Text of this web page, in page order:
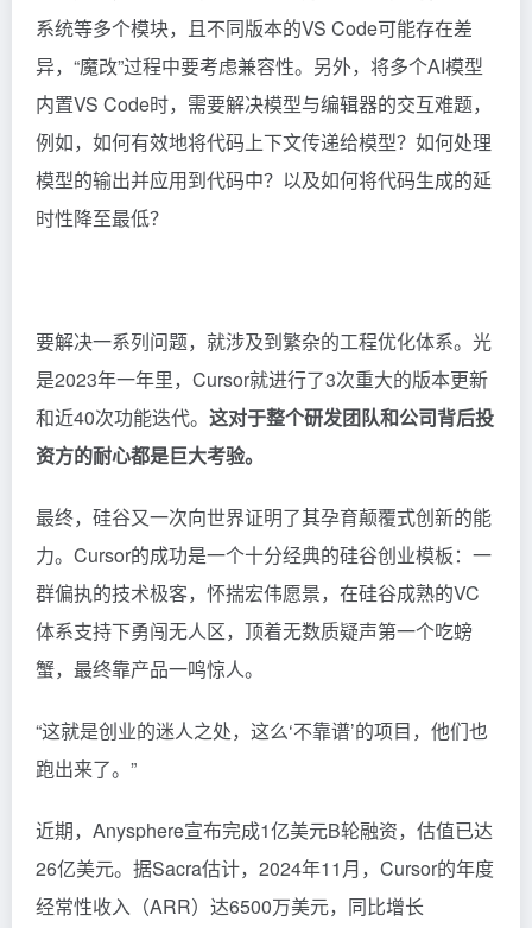
系统等多个模块，且不同版本的VS Code可能存在差
异，“魔改”过程中要考虑兼容性。另外，将多个AI模型
内置VS Code时，需要解决模型与编辑器的交互难题，
例如，如何有效地将代码上下文传递给模型？如何处理
模型的输出并应用到代码中？以及如何将代码生成的延
时性降至最低？
要解决一系列问题，就涉及到繁杂的工程优化体系。光
是2023年一年里，Cursor就进行了3次重大的版本更新
和近40次功能迭代。 这对于整个研发团队和公司背后投
资方的耐心都是巨大考验。
最终，硅谷又一次向世界证明了其孕育颠覆式创新的能
力。Cursor的成功是一个十分经典的硅谷创业模板：一
群偏执的技术极客，怀揣宏伟愿景，在硅谷成熟的VC
体系支持下勇闯无人区，顶着无数质疑声第一个吃螃
蟹，最终靠产品一鸣惊人。
“这就是创业的迷人之处，这么‘不靠谱’的项目，他们也
跑出来了。”
近期，Anysphere宣布完成1亿美元B轮融资，估值已达
26亿美元。据Sacra估计，2024年11月，Cursor的年度
经常性收入（ARR）达6500万美元，同比增长